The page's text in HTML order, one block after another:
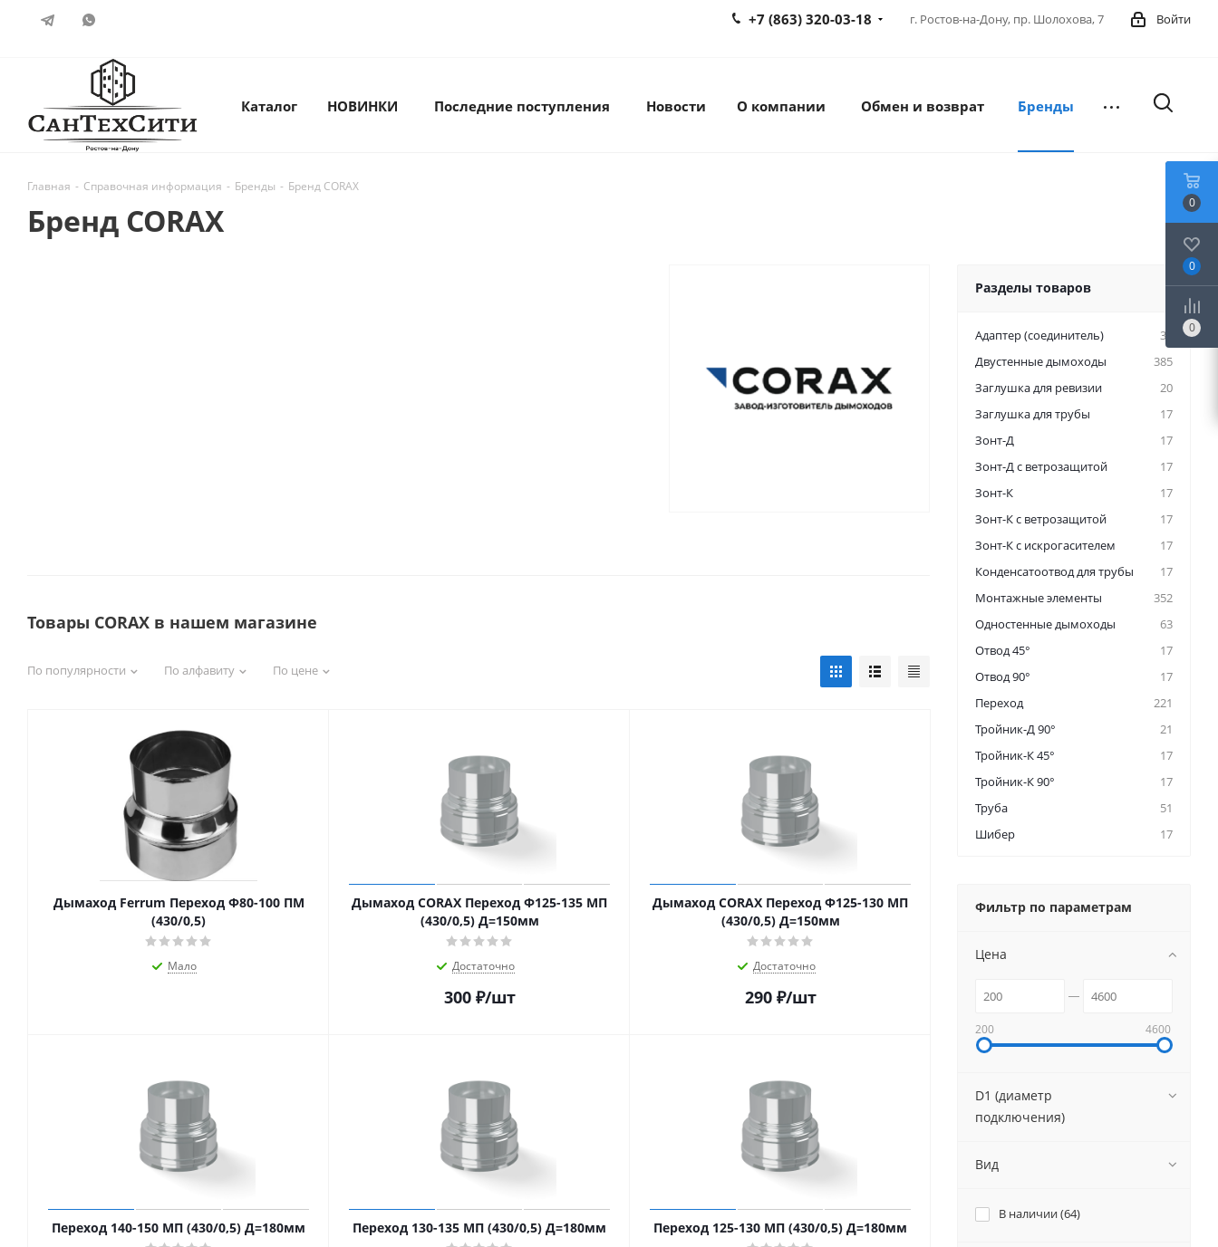
Войти
г. Ростов-на-Дону, пр. Шолохова, 7
+7 (863) 320-03-18
Каталог НОВИНКИ Последние поступления Новости О компании Обмен и возврат Бренды
Главная - Справочная информация - Бренды - Бренд CORAX
Бренд CORAX
Товары CORAX в нашем магазине
По популярности По алфавиту По цене
Дымаход Ferrum Переход Ф80-100 ПМ
(430/0,5)
Мало
Дымаход CORAX Переход Ф125-135 МП
(430/0,5) Д=150мм
Достаточно
300₽/шт
Дымаход CORAX Переход Ф125-130 МП
(430/0,5) Д=150мм
Достаточно
290₽/шт
Переход 140-150 МП (430/0,5) Д=180мм Переход 130-135 МП (430/0,5) Д=180мм Переход 125-130 МП (430/0,5) Д=180мм
Разделы товаров
Адаптер (соединитель)
34
Двустенные дымоходы
385
Заглушка для ревизии
20
Заглушка для трубы
17
Зонт-Д
17
Зонт-Д с ветрозащитой
17
Зонт-К
17
Зонт-К с ветрозащитой
17
Зонт-К с искрогасителем
17
Конденсатоотвод для трубы
17
Монтажные элементы
352
Одностенные дымоходы
63
Отвод 45°
17
Отвод 90°
17
Переход
221
Тройник-Д 90°
21
Тройник-К 45°
17
Тройник-К 90°
17
Труба
51
Шибер
17
Фильтр по параметрам
Цена
200 4600
D1 (диаметр
подключения)
Вид
В наличии (64)
0
0
0